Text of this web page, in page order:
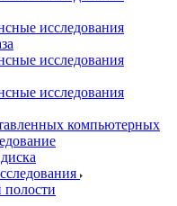
исследования
исследования
исследования
компьютерных